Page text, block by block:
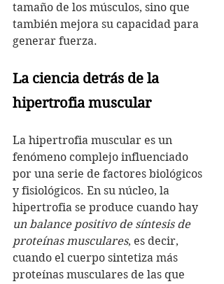
tamaño de los músculos, sino que
también mejora su capacidad para
generar fuerza.
La ciencia detrás de la
hipertrofia muscular
La hipertrofia muscular es un
fenómeno complejo influenciado
por una serie de factores biológicos
y fisiológicos. En su núcleo, la
hipertrofia se produce cuando hay
un balance positivo de síntesis de
proteínas musculares, es decir,
cuando el cuerpo sintetiza más
proteínas musculares de las que